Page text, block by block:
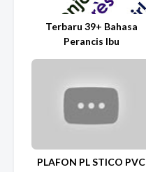
Terbaru 39+ Bahasa
Perancis Ibu
PLAFON PL STICO PVC